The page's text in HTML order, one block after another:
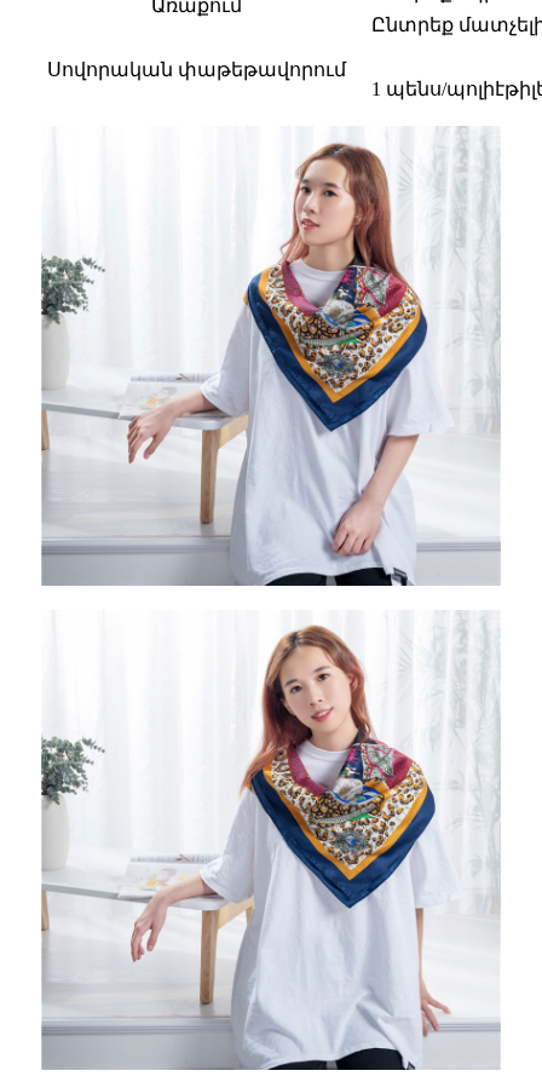
Առաքում
Ընտրեք
Սովորական փաթեթավորում
1 պենս/